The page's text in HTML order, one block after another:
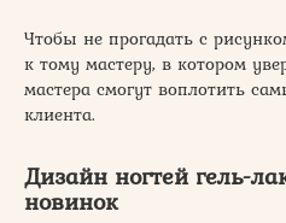
Чтобы не прогадать с
к тому мастеру, в котором
мастера смогут воплотить
клиента.
Дизайн ногтей гель-
новинок